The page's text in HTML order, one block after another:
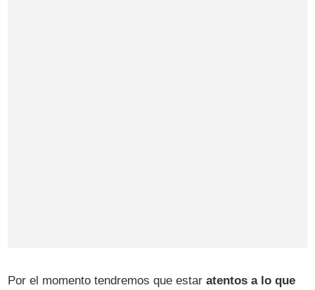
Por el momento tendremos que estar atentos a lo que